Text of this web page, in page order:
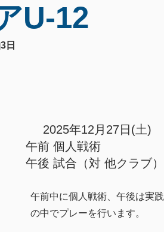
U-12
日
2025年12月27日(土)
​午前 個人戦術
午後 試合​（対 他クラブ）
午前中に個人戦術、午後は実践
の中でプレーを行います。